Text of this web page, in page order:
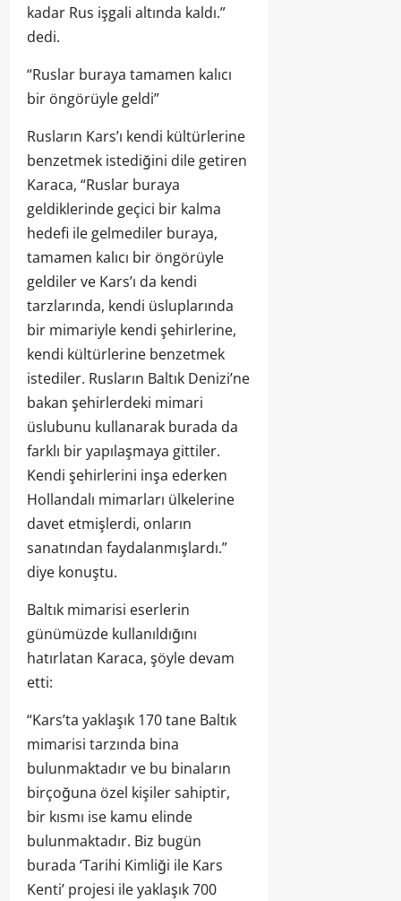
kadar Rus işgali altında kaldı.”
dedi.
“Ruslar buraya tamamen kalıcı
bir öngörüyle geldi”
Rusların Kars’ı kendi kültürlerine
benzetmek istediğini dile getiren
Karaca, “Ruslar buraya
geldiklerinde geçici bir kalma
hedefi ile gelmediler buraya,
tamamen kalıcı bir öngörüyle
geldiler ve Kars’ı da kendi
tarzlarında, kendi üsluplarında
bir mimariyle kendi şehirlerine,
kendi kültürlerine benzetmek
istediler. Rusların Baltık Denizi’ne
bakan şehirlerdeki mimari
üslubunu kullanarak burada da
farklı bir yapılaşmaya gittiler.
Kendi şehirlerini inşa ederken
Hollandalı mimarları ülkelerine
davet etmişlerdi, onların
sanatından faydalanmışlardı.”
diye konuştu.
Baltık mimarisi eserlerin
günümüzde kullanıldığını
hatırlatan Karaca, şöyle devam
etti:
“Kars’ta yaklaşık 170 tane Baltık
mimarisi tarzında bina
bulunmaktadır ve bu binaların
birçoğuna özel kişiler sahiptir,
bir kısmı ise kamu elinde
bulunmaktadır. Biz bugün
burada ‘Tarihi Kimliği ile Kars
Kenti’ projesi ile yaklaşık 700